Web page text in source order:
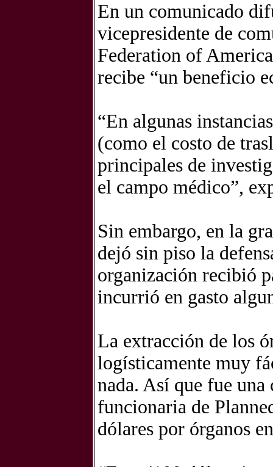
En un comunicado
vicepresidente de
Federation of
recibe “un beneficio
“En algunas
(como el costo de
principales de
el campo médico”,
Sin embargo, en la
dejó sin piso la
organización recibió
incurrió en gasto
La extracción de los
logísticamente muy
nada. Así que fue una
funcionaria de
dólares por órganos